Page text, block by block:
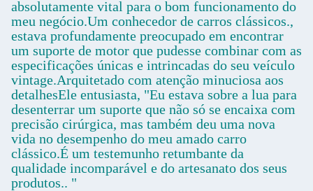
absolutamente vital para o bom funcionamento do
meu negócio.Um conhecedor de carros clássicos.,
estava profundamente preocupado em encontrar
um suporte de motor que pudesse combinar com as
especificações únicas e intrincadas do seu veículo
vintage.Arquitetado com atenção minuciosa aos
detalhesEle entusiasta, "Eu estava sobre a lua para
desenterrar um suporte que não só se encaixa com
precisão cirúrgica, mas também deu uma nova
vida no desempenho do meu amado carro
clássico.É um testemunho retumbante da
qualidade incomparável e do artesanato dos seus
produtos.. "